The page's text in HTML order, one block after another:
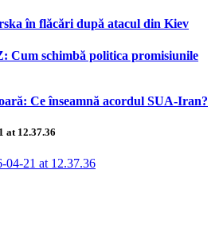
în flăcări după atacul din Kiev
Cum schimbă politica promisiunile
Ce înseamnă acordul SUA-Iran?
at 12.37.36